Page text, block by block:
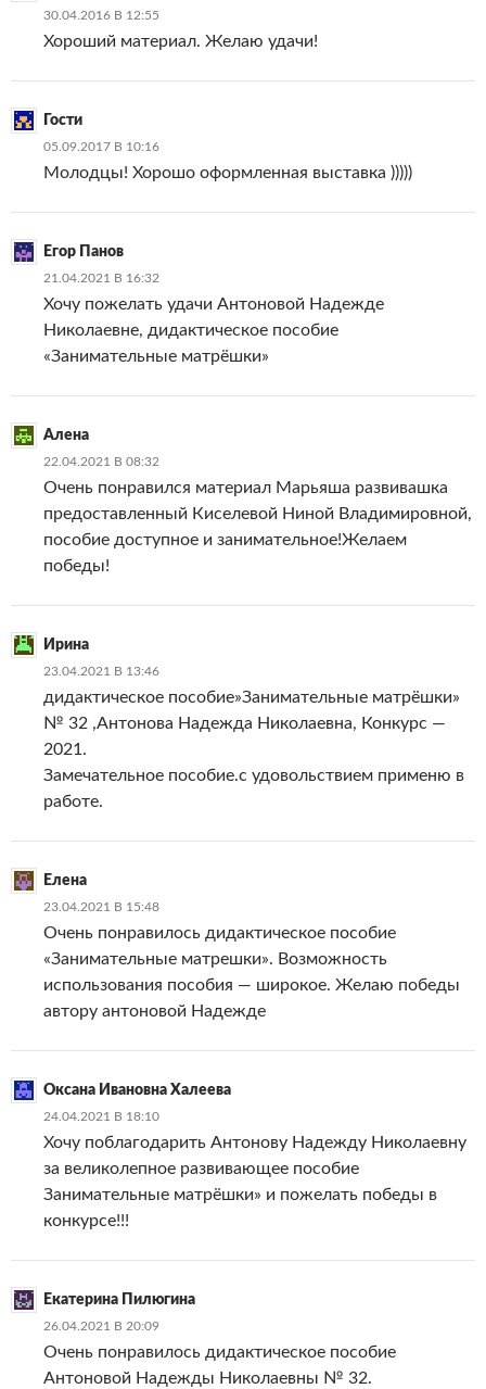
30.04.2016 В 12:55
Хороший материал. Желаю удачи!
Гости
05.09.2017 В 10:16
Молодцы! Хорошо оформленная выставка )))))
Егор Панов
21.04.2021 В 16:32
Хочу пожелать удачи Антоновой Надежде
Николаевне, дидактическое пособие
«Занимательные матрёшки»
Алена
22.04.2021 В 08:32
Очень понравился материал Марьяша развивашка
предоставленный Киселевой Ниной Владимировной,
пособие доступное и занимательное!Желаем
победы!
Ирина
23.04.2021 В 13:46
дидактическое пособие»Занимательные матрёшки»
№ 32 ,Антонова Надежда Николаевна, Конкурс —
2021.
Замечательное пособие.с удовольствием применю в
работе.
Елена
23.04.2021 В 15:48
Очень понравилось дидактическое пособие
«Занимательные матрешки». Возможность
использования пособия — широкое. Желаю победы
автору антоновой Надежде
Оксана Ивановна Халеева
24.04.2021 В 18:10
Хочу поблагодарить Антонову Надежду Николаевну
за великолепное развивающее пособие
Занимательные матрёшки» и пожелать победы в
конкурсе!!!
Екатерина Пилюгина
26.04.2021 В 20:09
Очень понравилось дидактическое пособие
Антоновой Надежды Николаевны № 32.